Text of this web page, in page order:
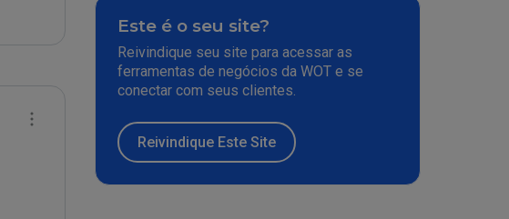
Este é o seu site?
Reivindique seu site para acessar as
ferramentas de negócios da WOT e se
conectar com seus clientes.
Reivindique Este Site